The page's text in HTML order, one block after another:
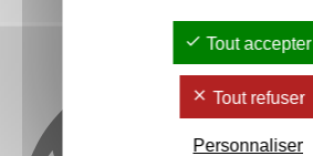
Tout accepter
Tout refuser
Personnaliser